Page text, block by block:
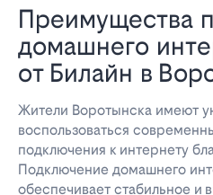
Преимущества
домашнего
от Билайн в
Жители Воротынска имеют
воспользоваться
подключения к интернету
Подключение домашнего
обеспечивает стабильное и